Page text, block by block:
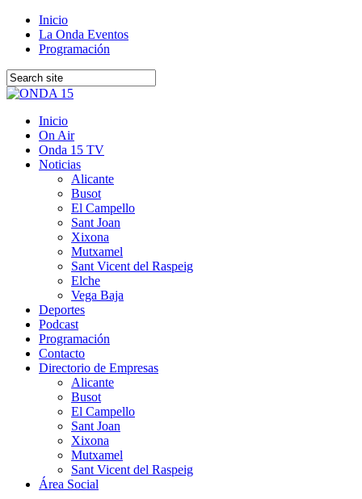
Inicio
La Onda Eventos
Programación
Inicio
On Air
Onda 15 TV
Noticias
Alicante
Busot
El Campello
Sant Joan
Xixona
Mutxamel
Sant Vicent del Raspeig
Elche
Vega Baja
Deportes
Podcast
Programación
Contacto
Directorio de Empresas
Alicante
Busot
El Campello
Sant Joan
Xixona
Mutxamel
Sant Vicent del Raspeig
Área Social